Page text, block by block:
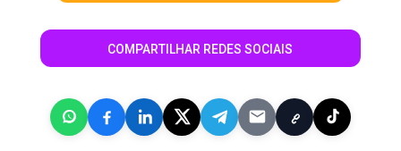
COMPARTILHAR REDES SOCIAIS